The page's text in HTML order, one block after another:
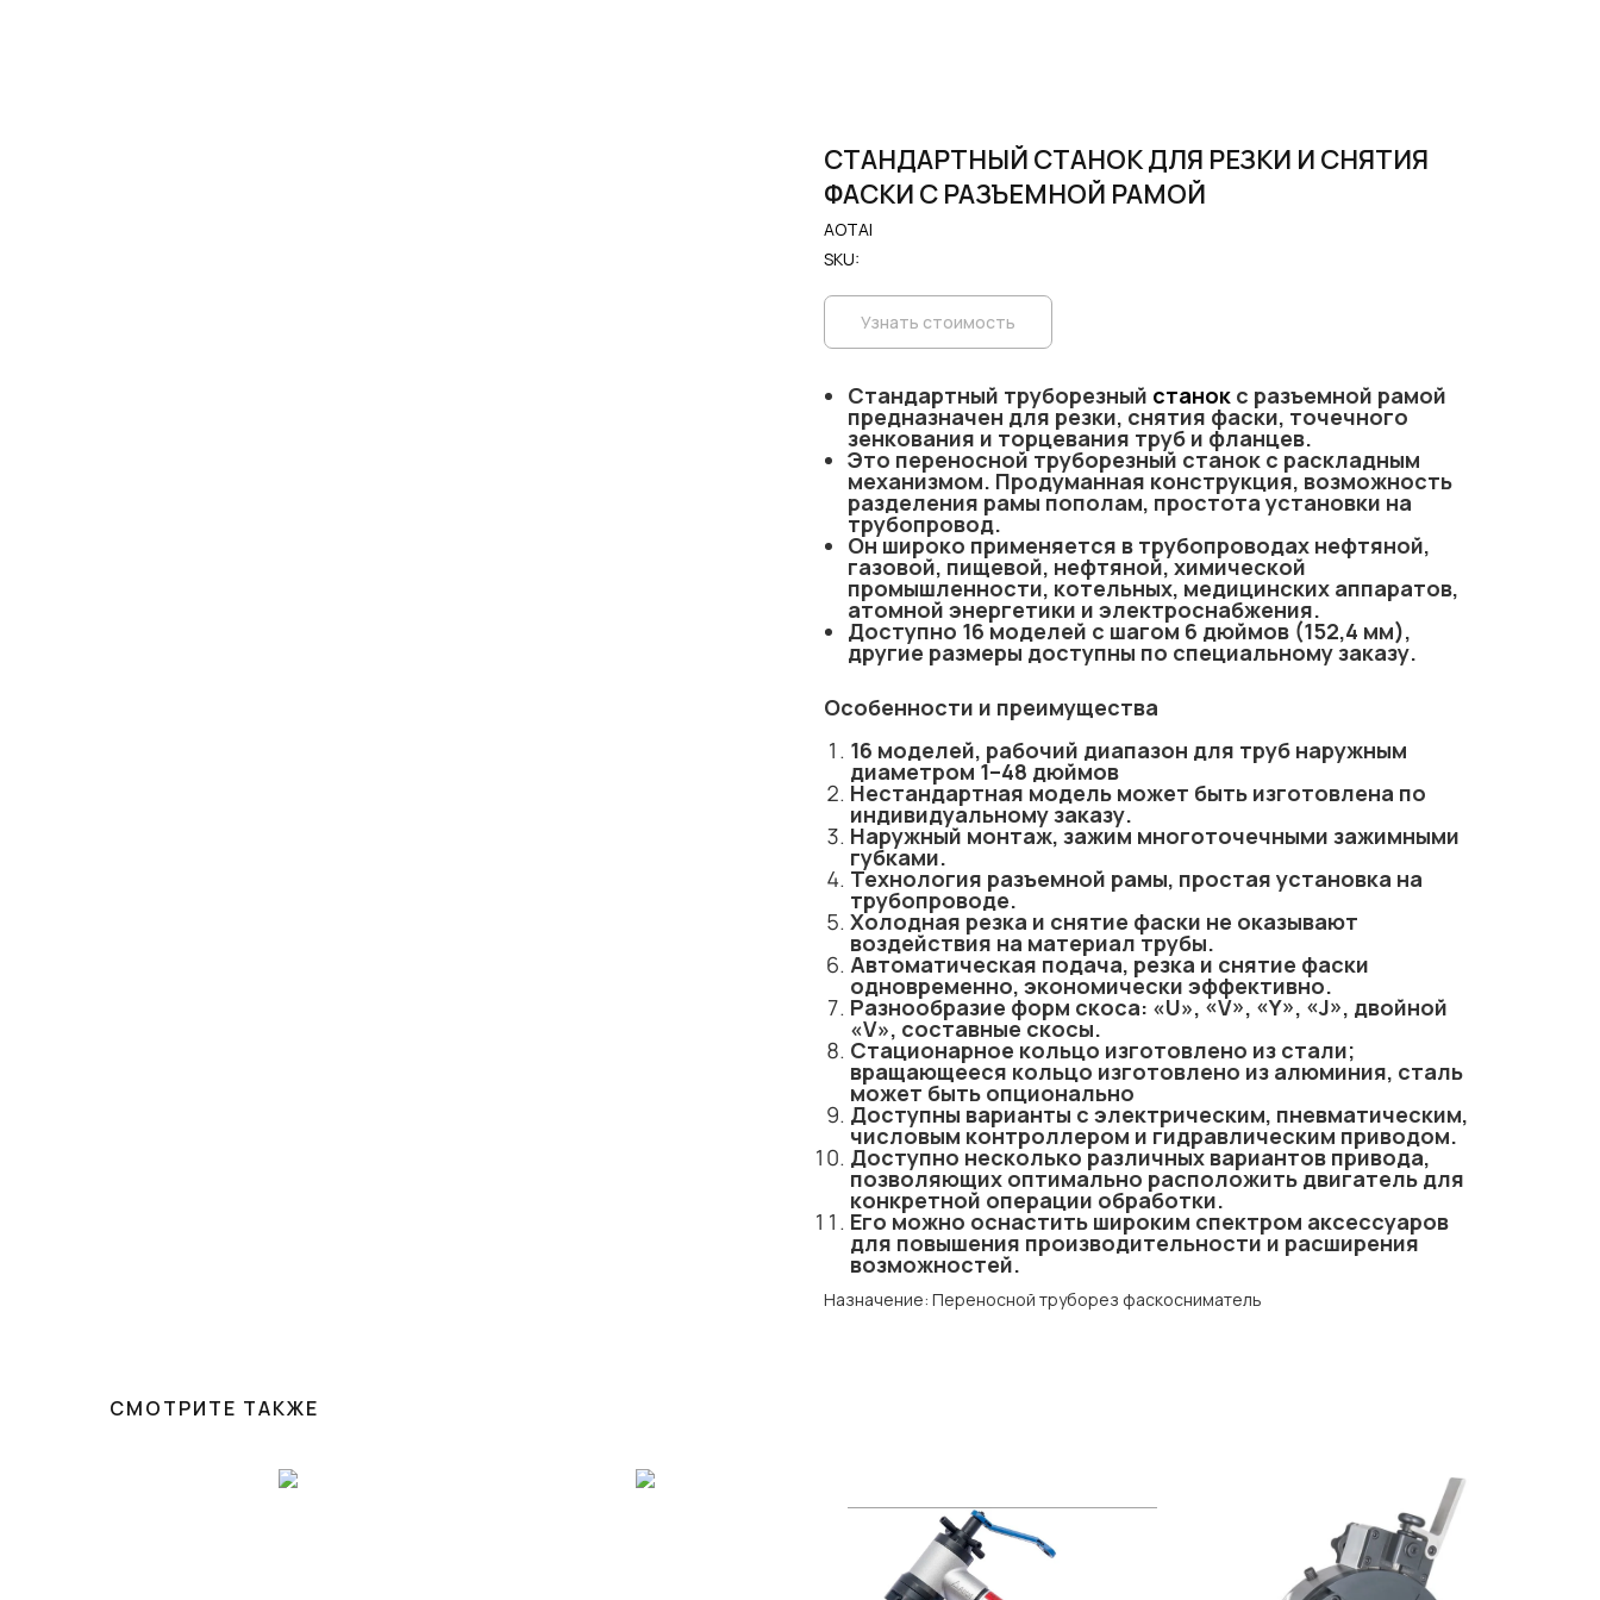
СТАНДАРТНЫЙ СТАНОК ДЛЯ РЕЗКИ И СНЯТИЯ
ФАСКИ С РАЗЪЕМНОЙ РАМОЙ
AOTAI
SKU:
Узнать стоимость
Стандартный труборезный станок с разъемной рамой
предназначен для резки, снятия фаски, точечного
зенкования и торцевания труб и фланцев.
Это переносной труборезный станок с раскладным
механизмом. Продуманная конструкция, возможность
разделения рамы пополам, простота установки на
трубопровод.
Он широко применяется в трубопроводах нефтяной,
газовой, пищевой, нефтяной, химической
промышленности, котельных, медицинских аппаратов,
атомной энергетики и электроснабжения.
Доступно 16 моделей с шагом 6 дюймов (152,4 мм),
другие размеры доступны по специальному заказу.
Особенности и преимущества
16 моделей, рабочий диапазон для труб наружным
диаметром 1–48 дюймов
Нестандартная модель может быть изготовлена ​​по
индивидуальному заказу.
Наружный монтаж, зажим многоточечными зажимными
губками.
Технология разъемной рамы, простая установка на
трубопроводе.
Холодная резка и снятие фаски не оказывают
воздействия на материал трубы.
Автоматическая подача, резка и снятие фаски
одновременно, экономически эффективно.
Разнообразие форм скоса: «U», «V», «Y», «J», двойной
«V», составные скосы.
Стационарное кольцо изготовлено из стали;
вращающееся кольцо изготовлено из алюминия, сталь
может быть опционально
Доступны варианты с электрическим, пневматическим,
числовым контроллером и гидравлическим приводом.
Доступно несколько различных вариантов привода,
позволяющих оптимально расположить двигатель для
конкретной операции обработки.
Его можно оснастить широким спектром аксессуаров
для повышения производительности и расширения
возможностей.
Назначение: Переносной труборез фаскосниматель
СМОТРИТЕ ТАКЖЕ